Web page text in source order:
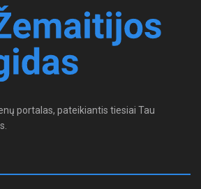
portalas, pateikiantis tiesiai Tau